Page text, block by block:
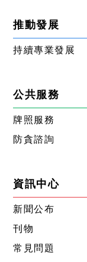
推動發展
持續專業發展
公共服務
牌照服務
防貪諮詢
資訊中心
新聞公布
刊物
常見問題